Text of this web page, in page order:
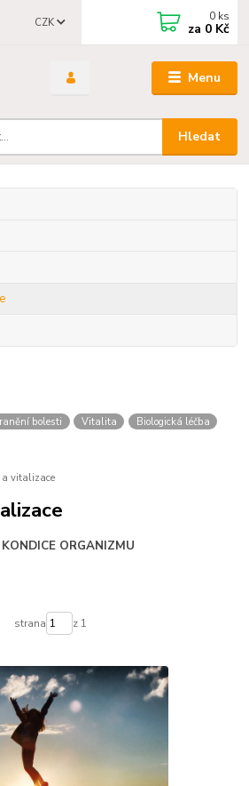
Menu
CZK
Hledat
0 ks
za 0 Kč
bolesti Vitalita Biologická léčba
vitalizace
ORGANIZMU
strana z 1